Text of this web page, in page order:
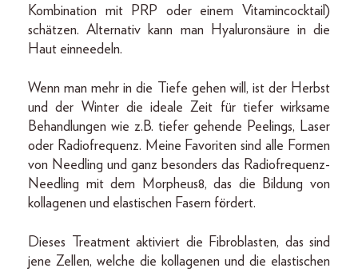
Kombination mit PRP oder einem Vitamincocktail)
schätzen. Alternativ kann man Hyaluronsäure in die
Haut einneedeln.
Wenn man mehr in die Tiefe gehen will, ist der Herbst
und der Winter die ideale Zeit für tiefer wirksame
Behandlungen wie z.B. tiefer gehende Peelings, Laser
oder Radiofrequenz. Meine Favoriten sind alle Formen
von Needling und ganz besonders das Radiofrequenz-
Needling mit dem Morpheus8, das die Bildung von
kollagenen und elastischen Fasern fördert.
Dieses Treatment aktiviert die Fibroblasten, das sind
jene Zellen, welche die kollagenen und die elastischen